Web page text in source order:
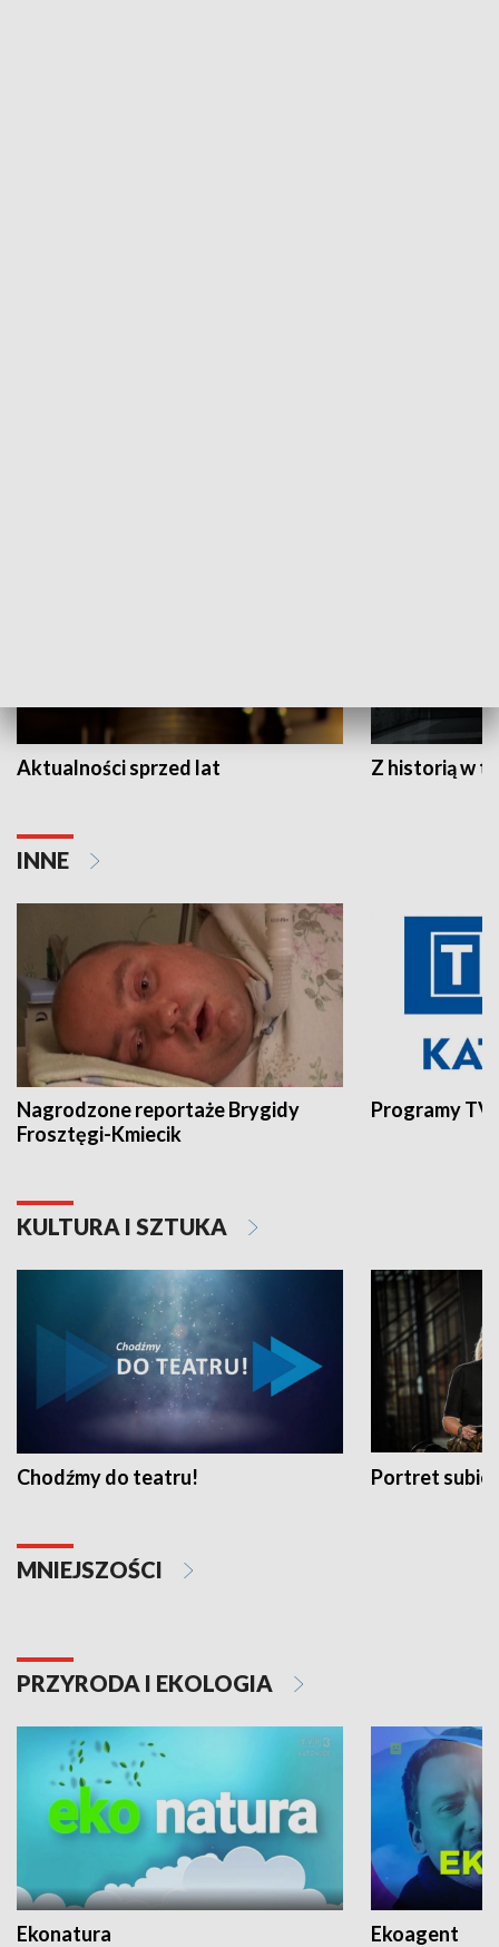
Aktualności sprzed lat Z historią w
INNE
Nagrodzone reportaże Brygidy
Frosztęgi-Kmiecik
Programy
KULTURA I SZTUKA
Chodźmy do teatru! Portret
MNIEJSZOŚCI
PRZYRODA I EKOLOGIA
Ekonatura Ekoagent